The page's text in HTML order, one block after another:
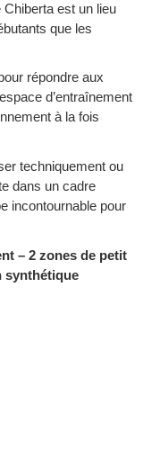
Chiberta est un lieu
que les
répondre aux
d’entraînement
à la fois
techniquement ou
dans un cadre
incontournable pour
– 2 zones de petit
synthétique